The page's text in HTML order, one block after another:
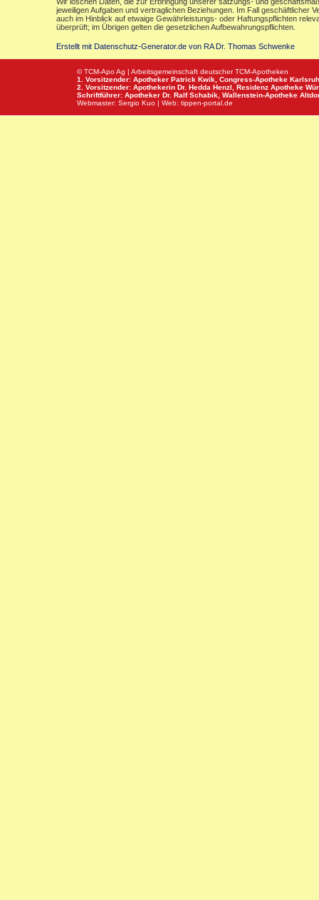
jeweiligen Aufgaben und vertraglichen Beziehungen. Im Fall geschäftlicher
auch im Hinblick auf etwaige Gewährleistungs- oder Haftungspflichten
überprüft; im Übrigen gelten die gesetzlichen Aufbewahrungspflichten.
Erstellt mit Datenschutz-Generator.de von RA Dr. Thomas Schwenke
© TCM-Apo Ag | Arbeitsgemeinschaft deutscher TCM-Apotheken
1. Vorsitzender: Apotheker Patrick Kwik, Congress-Apotheke
2. Vorsitzender: Apothekerin Dr. Hedda Henzl, Residenz Apotheke
Schriftführer: Apotheker Dr. Ralf Schabik, Wallenstein-Apotheke
Webmaster: Sergio Kuo | Web: tippen-portal.de